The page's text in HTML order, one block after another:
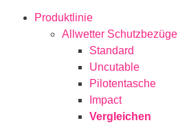
Produktlinie
Allwetter Schutzbezüge
Standard
Uncutable
Pilotentasche
Impact
Vergleichen